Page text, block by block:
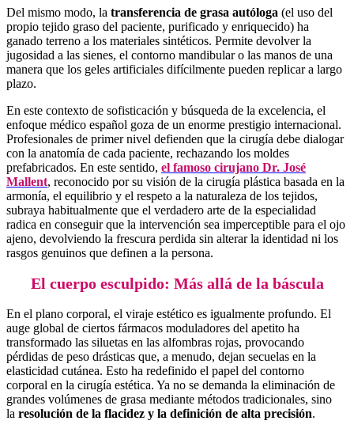
Del mismo modo, la transferencia de grasa autóloga (el uso del
propio tejido graso del paciente, purificado y enriquecido) ha
ganado terreno a los materiales sintéticos. Permite devolver la
jugosidad a las sienes, el contorno mandibular o las manos de una
manera que los geles artificiales difícilmente pueden replicar a largo
plazo.
En este contexto de sofisticación y búsqueda de la excelencia, el
enfoque médico español goza de un enorme prestigio internacional.
Profesionales de primer nivel defienden que la cirugía debe dialogar
con la anatomía de cada paciente, rechazando los moldes
prefabricados. En este sentido, el famoso cirujano Dr. José
Mallent, reconocido por su visión de la cirugía plástica basada en la
armonía, el equilibrio y el respeto a la naturaleza de los tejidos,
subraya habitualmente que el verdadero arte de la especialidad
radica en conseguir que la intervención sea imperceptible para el ojo
ajeno, devolviendo la frescura perdida sin alterar la identidad ni los
rasgos genuinos que definen a la persona.
El cuerpo esculpido: Más allá de la báscula
En el plano corporal, el viraje estético es igualmente profundo. El
auge global de ciertos fármacos moduladores del apetito ha
transformado las siluetas en las alfombras rojas, provocando
pérdidas de peso drásticas que, a menudo, dejan secuelas en la
elasticidad cutánea. Esto ha redefinido el papel del contorno
corporal en la cirugía estética. Ya no se demanda la eliminación de
grandes volúmenes de grasa mediante métodos tradicionales, sino
la resolución de la flacidez y la definición de alta precisión.